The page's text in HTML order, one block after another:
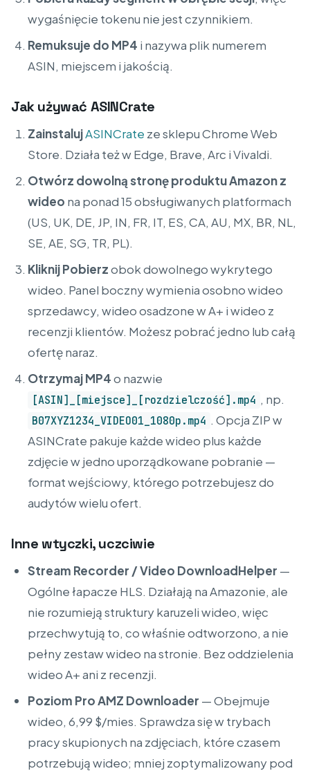
wygaśnięcie tokenu nie jest czynnikiem.
Remuksuje do MP4 i nazywa plik numerem
ASIN, miejscem i jakością.
Jak używać ASINCrate
ZainstalujASINCrate ze sklepu Chrome Web
Store. Działa też w Edge, Brave, Arc i Vivaldi.
Otwórz dowolną stronę produktu Amazon z
wideo na ponad 15 obsługiwanych platformach
(US, UK, DE, JP, IN, FR, IT, ES, CA, AU, MX, BR, NL,
SE, AE, SG, TR, PL).
Kliknij Pobierzobok dowolnego wykrytego
wideo. Panel boczny wymienia osobno wideo
sprzedawcy, wideo osadzone w A+ i wideo z
recenzji klientów. Możesz pobrać jedno lub całą
ofertę naraz.
Otrzymaj MP4o nazwie
[ASIN]_[miejsce]_[rozdzielczość].mp4 , np.
B07XYZ1234_VIDEO01_1080p.mp4 . Opcja ZIP w
ASINCrate pakuje każde wideo plus każde
zdjęcie w jedno uporządkowane pobranie —
format wejściowy, którego potrzebujesz do
audytów wielu ofert.
Inne wtyczki, uczciwie
Stream Recorder / Video DownloadHelper —
Ogólne łapacze HLS. Działają na Amazonie, ale
nie rozumieją struktury karuzeli wideo, więc
przechwytują to, co właśnie odtworzono, a nie
pełny zestaw wideo na stronie. Bez oddzielenia
wideo A+ ani z recenzji.
Poziom Pro AMZ Downloader — Obejmuje
wideo, 6,99 $/mies. Sprawdza się w trybach
pracy skupionych na zdjęciach, które czasem
potrzebują wideo; mniej zoptymalizowany pod